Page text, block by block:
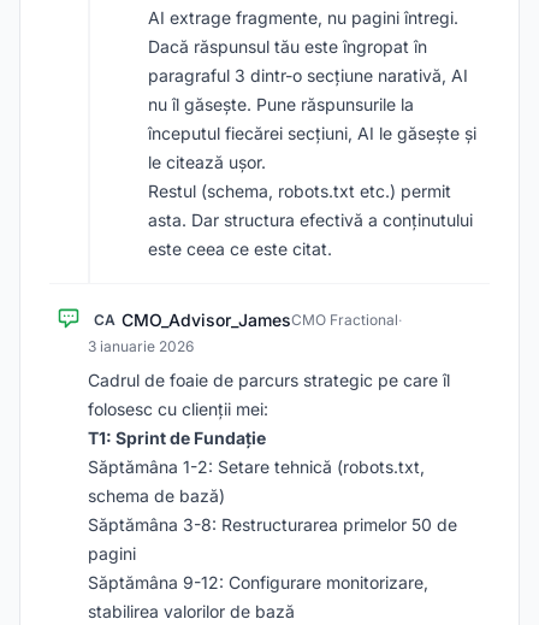
AI extrage fragmente, nu pagini întregi.
Dacă răspunsul tău este îngropat în
paragraful 3 dintr-o secțiune narativă, AI
nu îl găsește. Pune răspunsurile la
începutul fiecărei secțiuni, AI le găsește și
le citează ușor.
Restul (schema, robots.txt etc.) permit
asta. Dar structura efectivă a conținutului
este ceea ce este citat.
CA CMO_Advisor_JamesCMO Fractional·
3 ianuarie 2026
Cadrul de foaie de parcurs strategic pe care îl
folosesc cu clienții mei:
T1: Sprint de Fundație
Săptămâna 1-2: Setare tehnică (robots.txt,
schema de bază)
Săptămâna 3-8: Restructurarea primelor 50 de
pagini
Săptămâna 9-12: Configurare monitorizare,
stabilirea valorilor de bază